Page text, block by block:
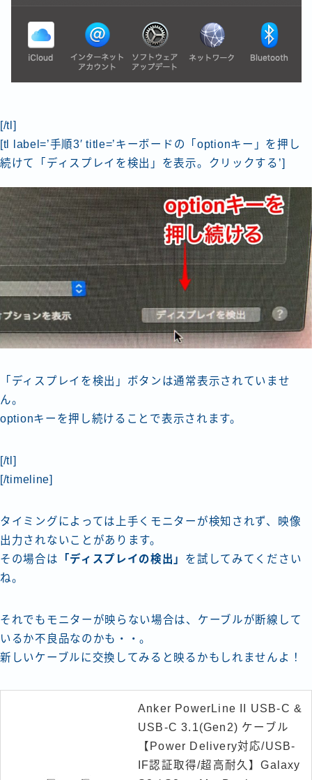
[/tl]
[tl label=’手順3′ title=’キーボードの「optionキー」を押し
続けて「ディスプレイを検出」を表示。クリックする’]
「ディスプレイを検出」ボタンは通常表示されていませ
ん。
optionキーを押し続けることで表示されます。
[/tl]
[/timeline]
タイミングによっては上手くモニターが検知されず、映像
出力されないことがあります。
その場合は 「ディスプレイの検出」 を試してみてください
ね。
それでもモニターが映らない場合は、ケーブルが断線して
いるか不良品なのかも・・。
新しいケーブルに交換してみると映るかもしれませんよ！
Anker PowerLine II USB-C &
USB-C 3.1(Gen2) ケーブル
【Power Delivery対応/USB-
IF認証取得/超高耐久】Galaxy